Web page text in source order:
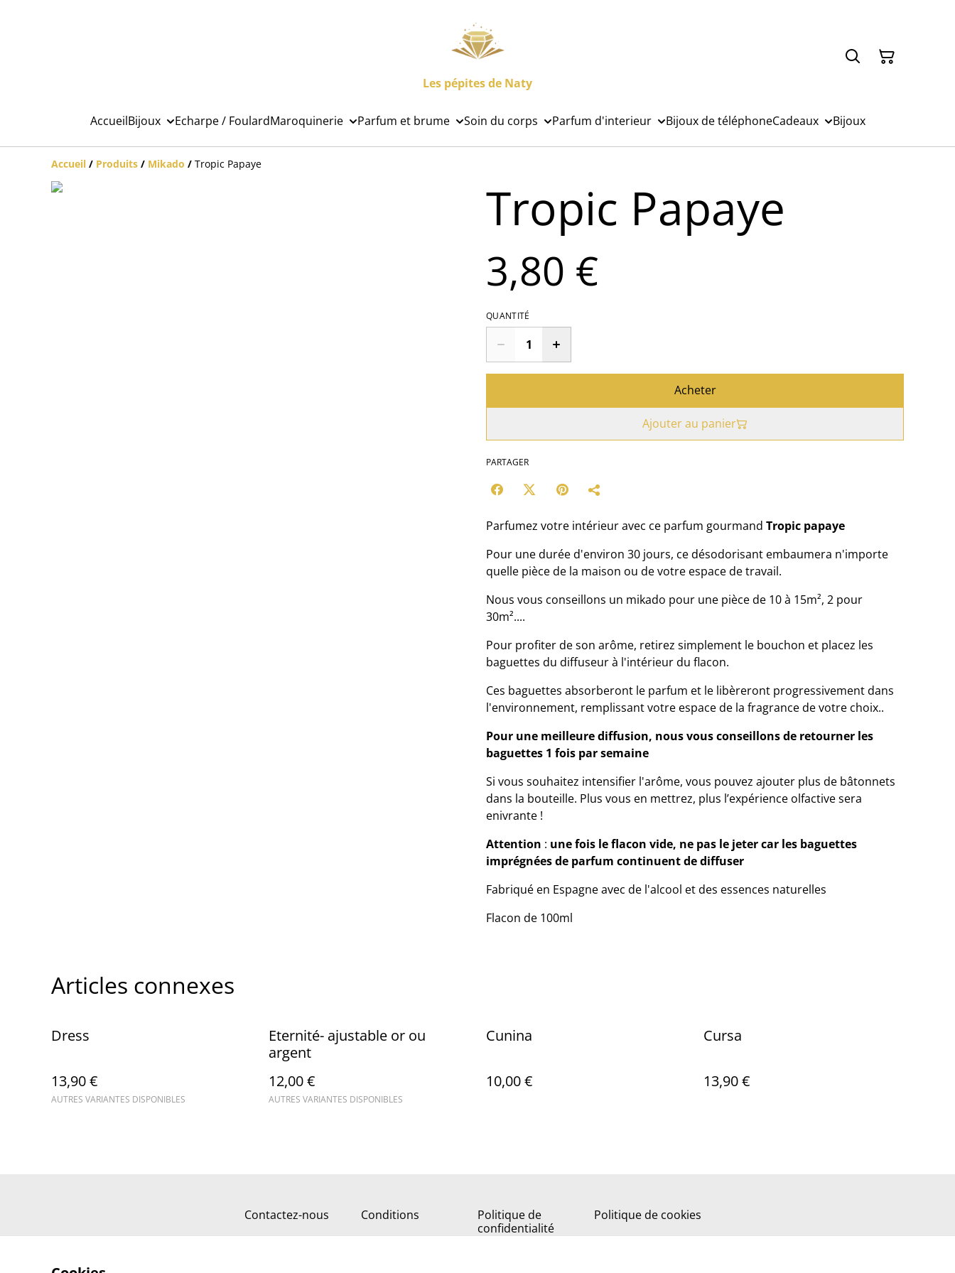
Les pépites de Naty
AccueilBijoux Echarpe / FoulardMaroquinerie Parfum et brume Soin du corps Parfum d'interieur Bijoux de téléphoneCadeaux Bijoux
Accueil / Produits / Mikado / Tropic Papaye
Tropic Papaye
3,80 €
QUANTITÉ
Acheter
Ajouter au panier
PARTAGER
Parfumez votre intérieur avec ce parfum gourmand Tropic papaye
Pour une durée d'environ 30 jours, ce désodorisant embaumera n'importe
quelle pièce de la maison ou de votre espace de travail.
Nous vous conseillons un mikado pour une pièce de 10 à 15m², 2 pour
30m²....
Pour profiter de son arôme, retirez simplement le bouchon et placez les
baguettes du diffuseur à l'intérieur du flacon.
Ces baguettes absorberont le parfum et le libèreront progressivement dans
l'environnement, remplissant votre espace de la fragrance de votre choix..
Pour une meilleure diffusion, nous vous conseillons de retourner les
baguettes 1 fois par semaine
Si vous souhaitez intensifier l'arôme, vous pouvez ajouter plus de bâtonnets
dans la bouteille. Plus vous en mettrez, plus l’expérience olfactive sera
enivrante !
Attention : une fois le flacon vide, ne pas le jeter car les baguettes
imprégnées de parfum continuent de diffuser
Fabriqué en Espagne avec de l'alcool et des essences naturelles
Flacon de 100ml
Articles connexes
Dress
13,90 €
AUTRES VARIANTES DISPONIBLES
Eternité- ajustable or ou
argent
12,00 €
AUTRES VARIANTES DISPONIBLES
Cunina
10,00 €
Cursa
13,90 €
Contactez-nous Conditions
Politique de
confidentialité
Politique de cookies